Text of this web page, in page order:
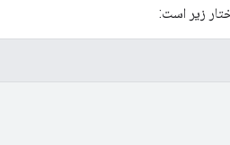
زیر است: